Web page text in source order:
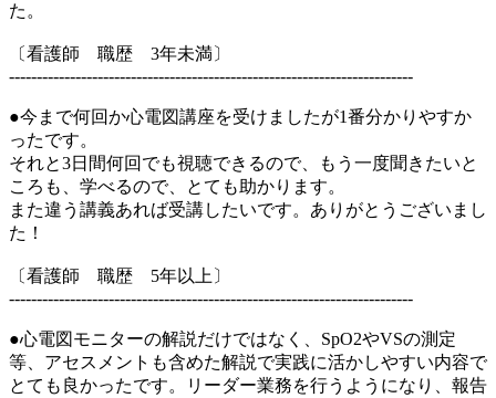
た。
〔看護師 職歴 3年未満〕
-------------------------------------------------------------------------
●今まで何回か心電図講座を受けましたが1番分かりやすか
ったです。
それと3日間何回でも視聴できるので、もう一度聞きたいと
ころも、学べるので、とても助かります。
また違う講義あれば受講したいです。ありがとうございまし
た！
〔看護師 職歴 5年以上〕
-------------------------------------------------------------------------
●心電図モニターの解説だけではなく、SpO2やVSの測定
等、アセスメントも含めた解説で実践に活かしやすい内容で
とても良かったです。リーダー業務を行うようになり、報告